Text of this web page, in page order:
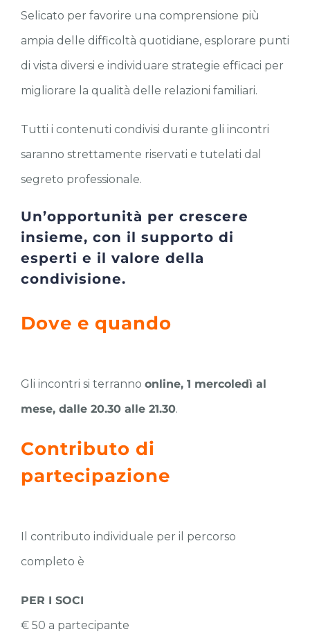
Selicato per favorire una comprensione più
ampia delle difficoltà quotidiane, esplorare punti
di vista diversi e individuare strategie efficaci per
migliorare la qualità delle relazioni familiari.
Tutti i contenuti condivisi durante gli incontri
saranno strettamente riservati e tutelati dal
segreto professionale.
Un’opportunità per crescere
insieme, con il supporto di
esperti e il valore della
condivisione.
Dove e quando
Gli incontri si terranno online, 1 mercoledì al
mese, dalle 20.30 alle 21.30.
Contributo di
partecipazione
Il contributo individuale per il percorso
completo è
PER I SOCI
€ 50 a partecipante